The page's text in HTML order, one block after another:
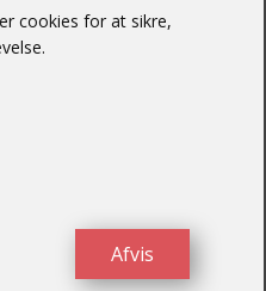
Alle rettigheder
cookies for at sikre,
Afvis